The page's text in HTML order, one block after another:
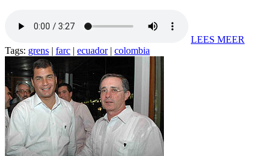
LEES MEER
Tags: grens | farc | ecuador| colombia